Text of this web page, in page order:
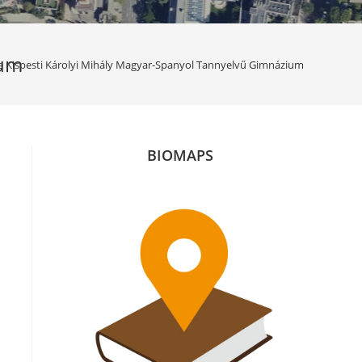
Kispesti Károlyi Mihály Magyar-Spanyol Tannyelvű Gimnázium
BIOMAPS